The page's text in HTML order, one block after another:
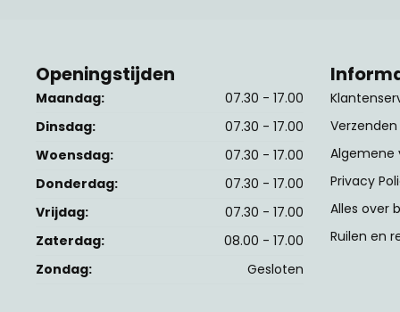
Openingstijden
Maandag:
07.30 - 17.00
Dinsdag:
07.30 - 17.00
Woensdag:
07.30 - 17.00
Donderdag:
07.30 - 17.00
Vrijdag:
07.30 - 17.00
Zaterdag:
08.00 - 17.00
Zondag:
Gesloten
Algemene
Privacy
Alles over
Ruilen en